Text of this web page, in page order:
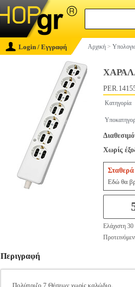
Login / Εγγραφή Αρχική >
Κατηγορία
Χωρίς
Εδώ θα
Ελάχιστη
Περιγραφή
Πολύπριζο 7 Θέσεων χωρίς καλώδιο.